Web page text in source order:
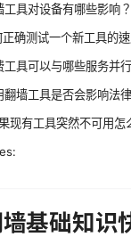
具对设备有哪些影响？
确测试一个新工具的速
具可以与哪些服务并
墙工具是否会影响法
现有工具突然不可用怎
基础知识